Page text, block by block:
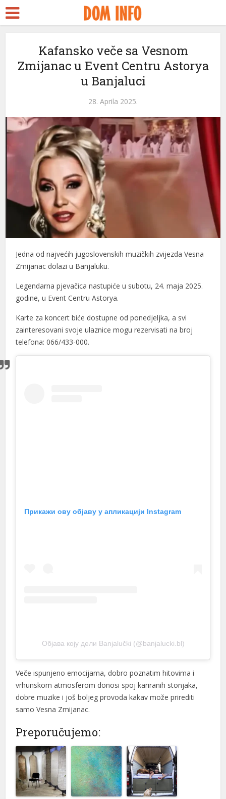
Kafansko veče sa Vesnom
Zmijanac u Event Centru Astorya
u Banjaluci
28. Aprila 2025.
Jedna od najvećih jugoslovenskih muzičkih zvijezda Vesna
Zmijanac dolazi u Banjaluku.
Legendarna pjevačica nastupiće u subotu, 24. maja 2025.
godine, u Event Centru Astorya.
Karte za koncert biće dostupne od ponedjeljka, a svi
zainteresovani svoje ulaznice mogu rezervisati na broj
telefona: 066/433-000.
Прикажи ову објаву у апликацији Instagram
Објава коју дели Banjalučki (@banjalucki.bl)
Veče ispunjeno emocijama, dobro poznatim hitovima i
vrhunskom atmosferom donosi spoj kariranih stonjaka,
dobre muzike i još boljeg provoda kakav može prirediti
samo Vesna Zmijanac.
Preporučujemo: